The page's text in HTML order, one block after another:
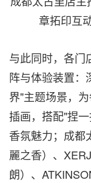
章拓印互
与此同时，各门
阵与体验装置：
界"主题场景，
插画，搭配"捏
香氛魅力；成都
麗之香）、
朗）、